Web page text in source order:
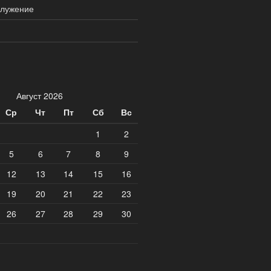
Август 2026
Ср
Чт Пт Сб
Вс
1
2
5
6 7 8
9
12
13 14 15
16
19
20 21 22
23
26
27 28 29 30